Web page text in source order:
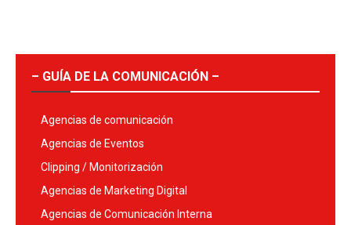
– GUÍA DE LA COMUNICACIÓN –
Agencias de comunicación
Agencias de Eventos
Clipping / Monitorización
Agencias de Marketing Digital
Agencias de Comunicación Interna